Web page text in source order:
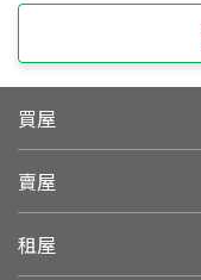
買屋
賣屋
租屋